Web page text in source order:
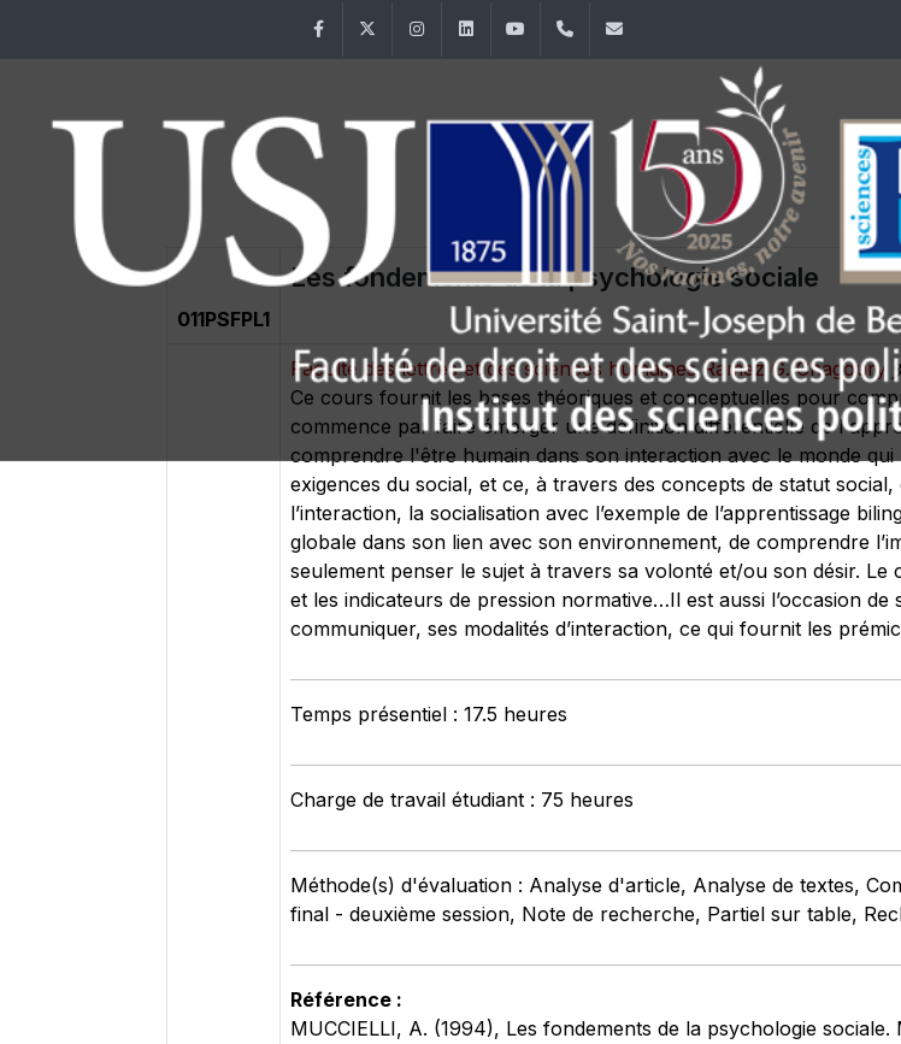
FacebookTwitter InstagramLinkedInYouTube+961 (1) 421 443
011PSFPL1
Les fondements de la psychologie sociale
Faculté des lettres et des sciences humaines Ramez G. Chagoury
Ce cours fournit les bases théoriques et conceptuelles pour
commence par faire émerger une définition différentielle de
comprendre l'être humain dans son interaction avec le monde
exigences du social, et ce, à travers des concepts de statut
l’interaction, la socialisation avec l’exemple de l’apprentissage
globale dans son lien avec son environnement, de comprendre
seulement penser le sujet à travers sa volonté et/ou son désir.
et les indicateurs de pression normative…Il est aussi l’occasion
communiquer, ses modalités d’interaction, ce qui fournit les
Temps présentiel : 17.5 heures
Charge de travail étudiant : 75 heures
Méthode(s) d'évaluation : Analyse d'article, Analyse de textes,
final - deuxième session, Note de recherche, Partiel sur table,
Référence :
MUCCIELLI, A. (1994), Les fondements de la psychologie